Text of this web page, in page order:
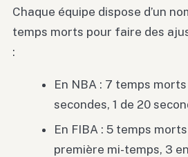
Chaque équipe dispose d’un
temps morts pour faire des
:
En NBA : 7 temps
secondes, 1 de 20
En FIBA : 5 temps
première mi-temps, 3